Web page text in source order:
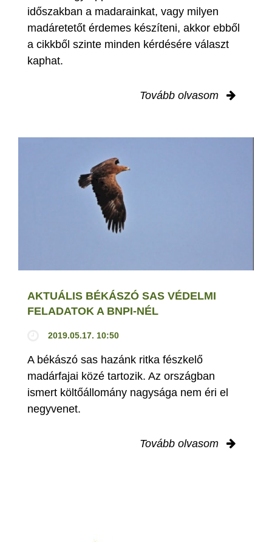
időszakban a madarainkat, vagy milyen
madáretetőt érdemes készíteni, akkor ebből
a cikkből szinte minden kérdésére választ
kaphat.
Tovább olvasom
AKTUÁLIS BÉKÁSZÓ SAS VÉDELMI
FELADATOK A BNPI-NÉL
2019.05.17. 10:50
A békászó sas hazánk ritka fészkelő
madárfajai közé tartozik. Az országban
ismert költőállomány nagysága nem éri el
negyvenet.
Tovább olvasom